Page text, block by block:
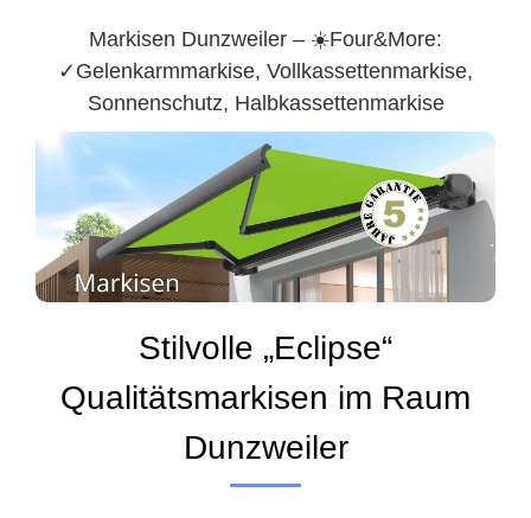
Markisen Dunzweiler – ☀️Four&More:
✓Gelenkarmmarkise, Vollkassettenmarkise,
Sonnenschutz, Halbkassettenmarkise
Stilvolle „Eclipse“
Qualitätsmarkisen im Raum
Dunzweiler